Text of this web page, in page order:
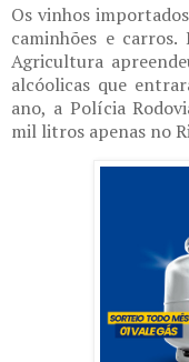
Os vinhos
caminhões e
Agricultura
alcóolicas que
ano, a Polícia
mil litros apenas no